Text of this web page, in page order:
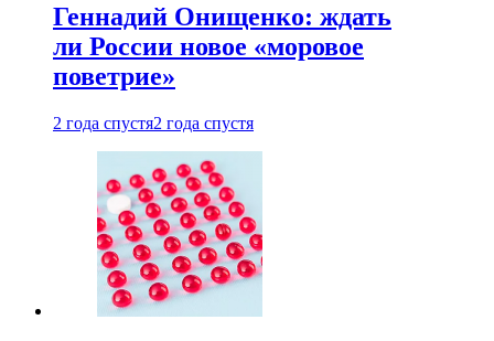
Геннадий Онищенко: ждать
ли России новое «моровое
поветрие»
2 года спустя2 года спустя